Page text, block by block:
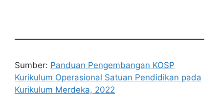
Sumber: Panduan Pengembangan KOSP
Kurikulum Operasional Satuan Pendidikan pada
Kurikulum Merdeka, 2022